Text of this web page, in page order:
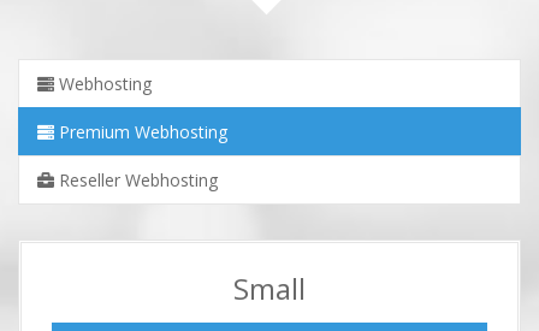
Webhosting
Premium Webhosting
Reseller Webhosting
Small